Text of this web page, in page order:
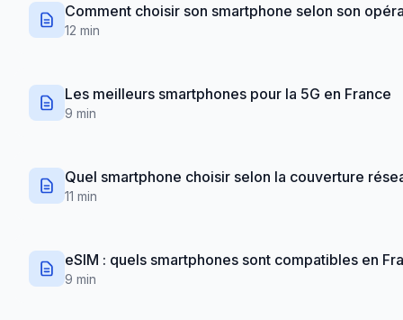
Comment choisir son smartphone selon son
12 min
Les meilleurs smartphones pour la 5G en France
9 min
Quel smartphone choisir selon la couverture
11 min
eSIM : quels smartphones sont compatibles en
9 min